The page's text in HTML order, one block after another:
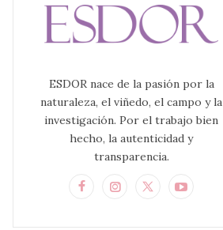
ESDOR nace de la pasión por la
naturaleza, el viñedo, el campo y la
investigación. Por el trabajo bien
hecho, la autenticidad y
transparencia.